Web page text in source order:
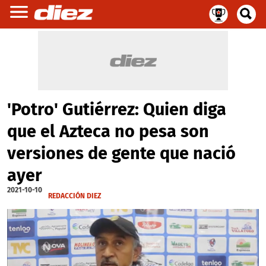
'Potro' Gutiérrez: Quien diga
que el Azteca no pesa son
versiones de gente que nació
ayer
2021-10-10
REDACCIÓN DIEZ